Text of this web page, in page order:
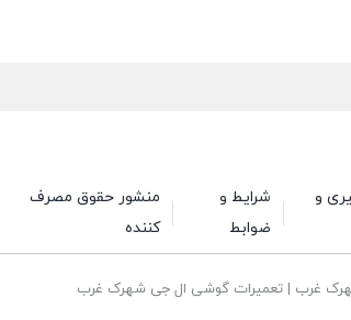
و
شرایط و
ضوابط
منشور حقوق مصرف
کننده
غرب | تعمیرات گوشی ال جی شهرک غرب